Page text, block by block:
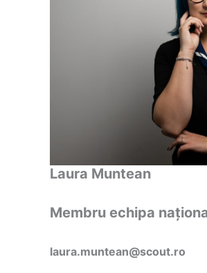
Laura Muntean
Membru echipa
laura.muntean@scout.ro